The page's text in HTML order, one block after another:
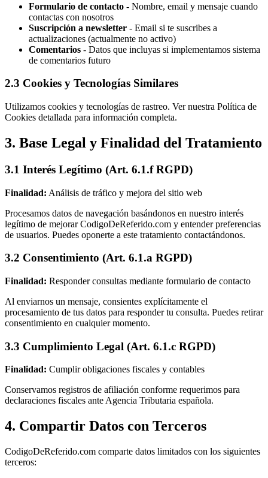
Formulario de contacto - Nombre, email y mensaje cuando
contactas con nosotros
Suscripción a newsletter - Email si te suscribes a
actualizaciones (actualmente no activo)
Comentarios - Datos que incluyas si implementamos sistema
de comentarios futuro
2.3 Cookies y Tecnologías Similares
Utilizamos cookies y tecnologías de rastreo. Ver nuestra Política de
Cookies detallada para información completa.
3. Base Legal y Finalidad del Tratamiento
3.1 Interés Legítimo (Art. 6.1.f RGPD)
Finalidad: Análisis de tráfico y mejora del sitio web
Procesamos datos de navegación basándonos en nuestro interés
legítimo de mejorar CodigoDeReferido.com y entender preferencias
de usuarios. Puedes oponerte a este tratamiento contactándonos.
3.2 Consentimiento (Art. 6.1.a RGPD)
Finalidad: Responder consultas mediante formulario de contacto
Al enviarnos un mensaje, consientes explícitamente el
procesamiento de tus datos para responder tu consulta. Puedes retirar
consentimiento en cualquier momento.
3.3 Cumplimiento Legal (Art. 6.1.c RGPD)
Finalidad: Cumplir obligaciones fiscales y contables
Conservamos registros de afiliación conforme requerimos para
declaraciones fiscales ante Agencia Tributaria española.
4. Compartir Datos con Terceros
CodigoDeReferido.com comparte datos limitados con los siguientes
terceros: